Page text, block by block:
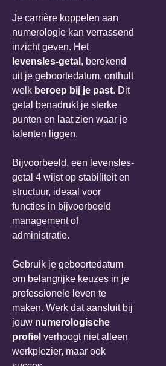
Je carrière koppelen aan
numerologie kan verrassend
inzicht geven. Het
levensles-getal , berekend
uit je geboortedatum, onthult
welk beroep bij je past. Dit
getal benadrukt je sterke
punten en laat zien waar je
talenten liggen.
Bijvoorbeeld, een levensles-
getal 4 wijst op stabiliteit en
structuur, ideaal voor
functies in bijvoorbeeld
management of
administratie.
Gebruik je geboortedatum
om belangrijke keuzes in je
professionele leven te
maken. Werk dat aansluit bij
jouw numerologische
profiel verhoogt niet alleen
werkplezier, maar ook